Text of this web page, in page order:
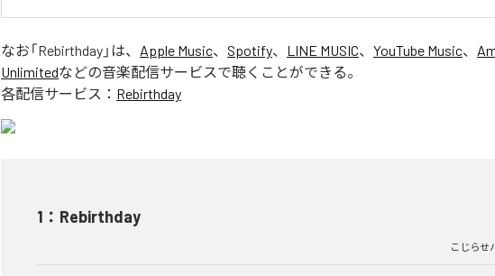
なお「Rebirthday 」は、 Apple Music、 Spotify、 LINE MUSIC、 YouTube Music、
Unlimitedなどの音楽配信サービスで聴くことができる。
各配信サービス： Rebirthday
1 ： Rebirthday
こじらせ